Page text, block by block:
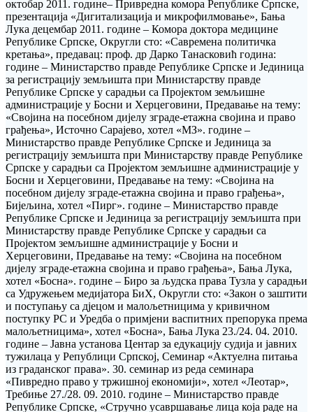
октобар 2011. године– Привредна комора Републике Српске,
презентација «Дигитализација и микрофилмовање», Бања
Лука децембар 2011. године – Комора доктора медицине
Републике Српске, Округли сто: «Савремена политичка
кретања», предавац: проф. др Дарко Танасковић година:
године – Министарство правде Републике Српске и Јединица
за регистрацију земљишта при Министарству правде
Републике Српске у сарадњи са Пројектом земљишне
администрације у Босни и Херцеговини, Предавање на тему:
«Својина на посебном дијелу зграде-етажна својина и право
грађења», Источно Сарајево, хотел «МЗ». године –
Министарство правде Републике Српске и Јединица за
регистрацију земљишта при Министарству правде Републике
Српске у сарадњи са Пројектом земљишне администрације у
Босни и Херцеговини, Предавање на тему: «Својина на
посебном дијелу зграде-етажна својина и право грађења»,
Бијељина, хотел «Пирг». године – Министарство правде
Републике Српске и Јединица за регистрацију земљишта при
Министарству правде Републике Српске у сарадњи са
Пројектом земљишне администрације у Босни и
Херцеговини, Предавање на тему: «Својина на посебном
дијелу зграде-етажна својина и право грађења», Бања Лука,
хотел «Босна». године – Биро за људска права Тузла у сарадњи
са Удружењем медијатора БиХ, Округли сто: «Закон о заштити
и поступању са дјецом и малољетницима у кривичном
поступку РС и Уредба о примјени васпитних препорука према
малољетницима», хотел «Босна», Бања Лука 23./24. 04. 2010.
године – Јавна установа Центар за едукацију судија и јавних
тужилаца у Републици Српској, Семинар «Актуелна питања
из граданског права». 30. семинар из реда семинара
«Пивредно право у тржишној економији», хотел «Леотар»,
Требиње 27./28. 09. 2010. године – Министарство правде
Републике Српске, «Стручно усавршавање лица која раде на